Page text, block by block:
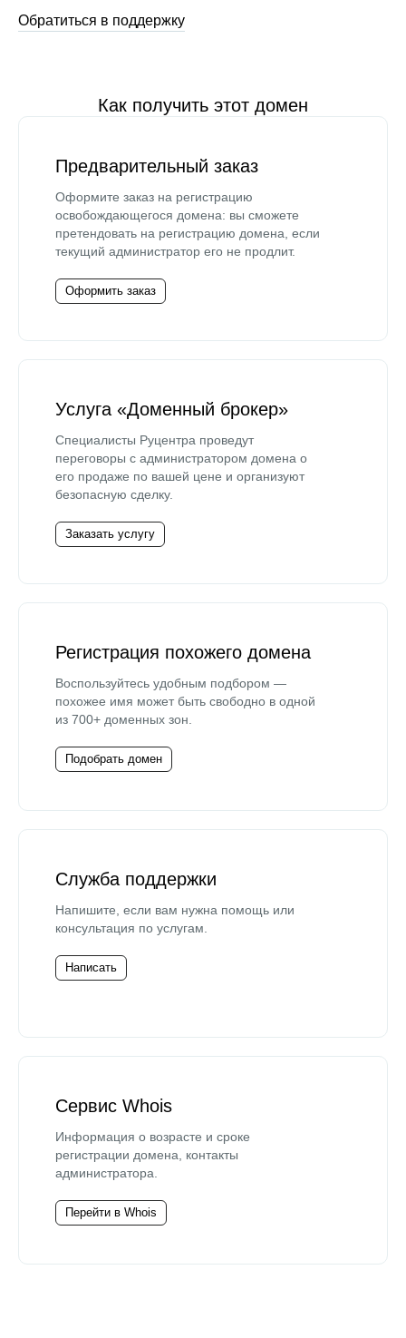
Обратиться в поддержку
Как получить этот домен
Предварительный заказ
Оформите заказ на регистрацию
освобождающегося домена: вы сможете
претендовать на регистрацию домена, если
текущий администратор его не продлит.
Оформить заказ
Услуга «Доменный брокер»
Специалисты Руцентра проведут
переговоры с администратором домена о
его продаже по вашей цене и организуют
безопасную сделку.
Заказать услугу
Регистрация похожего домена
Воспользуйтесь удобным подбором —
похожее имя может быть свободно в одной
из 700+ доменных зон.
Подобрать домен
Служба поддержки
Напишите, если вам нужна помощь или
консультация по услугам.
Написать
Сервис Whois
Информация о возрасте и сроке
регистрации домена, контакты
администратора.
Перейти в Whois